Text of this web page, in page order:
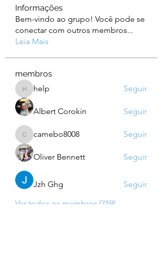
Informações
Bem-vindo ao grupo! Você pode se
conectar com outros membros...
Leia Mais
membros
helphelp Seguir
Albert Corokin Seguir
camebo8008
camebo8008 Seguir
Oliver Bennett Seguir
Jzh Ghg
Seguir
Ver todos os membros (759)